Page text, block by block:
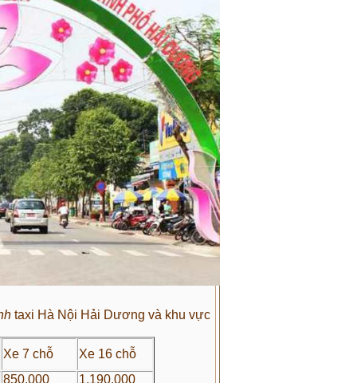
taxi Hà Nội Hải Dương và khu vực
Xe 7 chỗ
Xe 16 chỗ
850,000
1,190,000